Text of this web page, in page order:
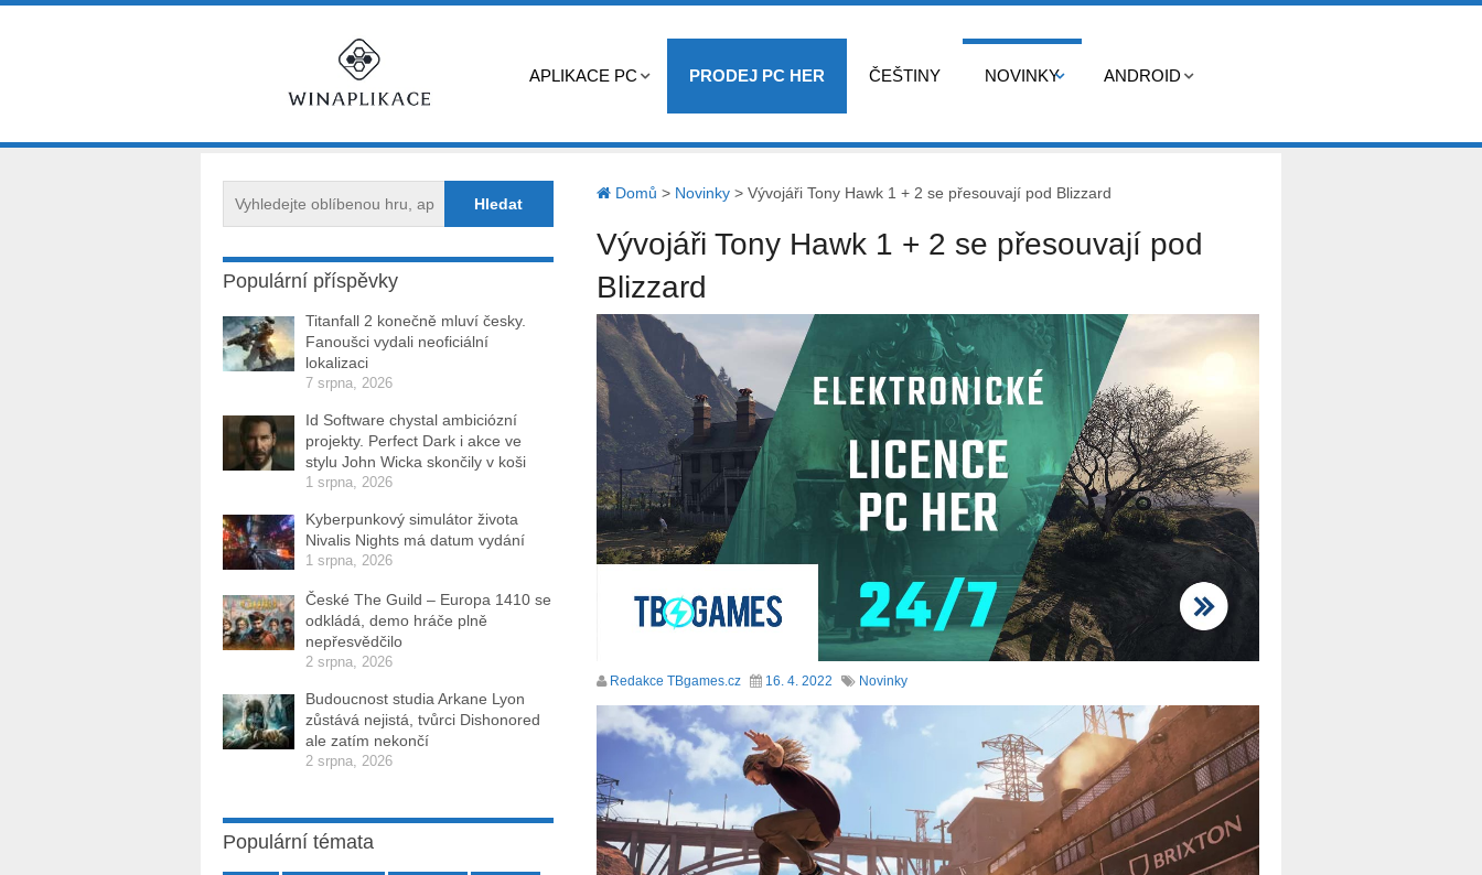
APLIKACE PC PRODEJ PC HER ČEŠTINY NOVINKY ANDROID
Domů > Novinky> Vývojáři Tony Hawk 1 + 2 se přesouvají pod Blizzard
Vývojáři Tony Hawk 1 + 2 se přesouvají pod
Blizzard
Redakce TBgames.cz 16. 4. 2022 Novinky
Populární příspěvky
Titanfall 2 konečně mluví česky.
Fanoušci vydali neoficiální
lokalizaci
7 srpna, 2026
Id Software chystal ambiciózní
projekty. Perfect Dark i akce ve
stylu John Wicka skončily v koši
1 srpna, 2026
Kyberpunkový simulátor života
Nivalis Nights má datum vydání
1 srpna, 2026
České The Guild – Europa 1410 se
odkládá, demo hráče plně
nepřesvědčilo
2 srpna, 2026
Budoucnost studia Arkane Lyon
zůstává nejistá, tvůrci Dishonored
ale zatím nekončí
2 srpna, 2026
Populární témata